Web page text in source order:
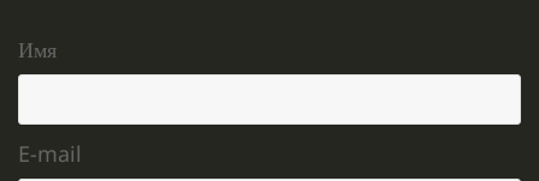
Имя
E-mail